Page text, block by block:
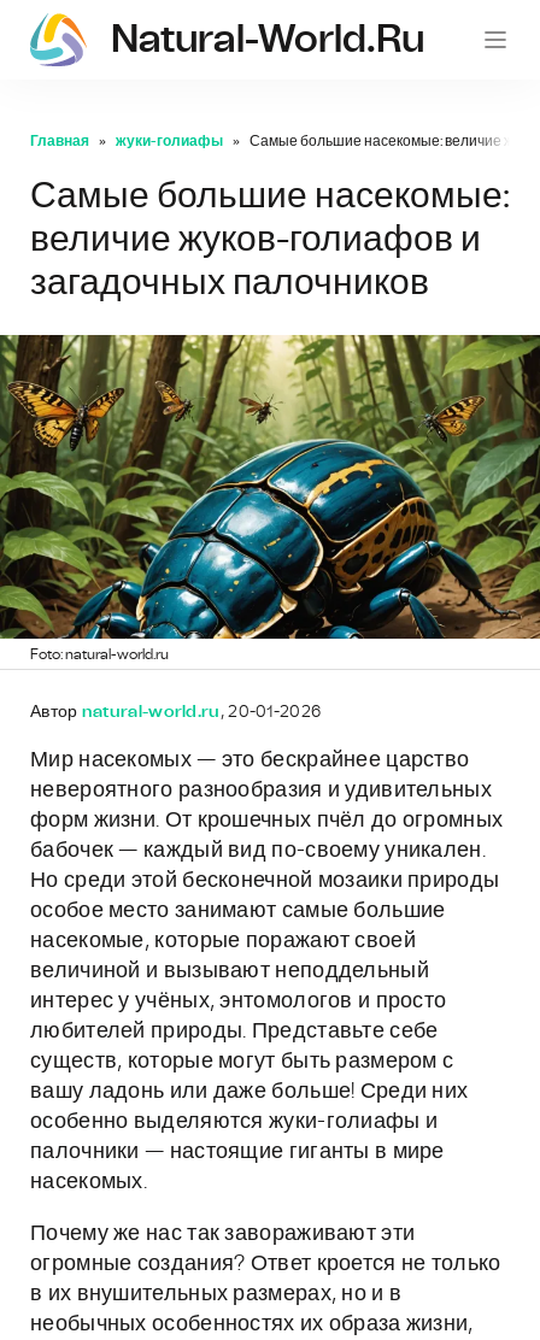
Natural-World.ru
Главная жуки-голиафы Самые большие насекомые: величие
Самые большие насекомые:
величие жуков-голиафов и
загадочных палочников
Foto: natural-world.ru
Автор natural-world.ru , 20-01-2026
Мир насекомых — это бескрайнее царство
невероятного разнообразия и удивительных
форм жизни. От крошечных пчёл до огромных
бабочек — каждый вид по-своему уникален.
Но среди этой бесконечной мозаики природы
особое место занимают самые большие
насекомые, которые поражают своей
величиной и вызывают неподдельный
интерес у учёных, энтомологов и просто
любителей природы. Представьте себе
существ, которые могут быть размером с
вашу ладонь или даже больше! Среди них
особенно выделяются жуки-голиафы и
палочники — настоящие гиганты в мире
насекомых.
Почему же нас так завораживают эти
огромные создания? Ответ кроется не только
в их внушительных размерах, но и в
необычных особенностях их образа жизни,